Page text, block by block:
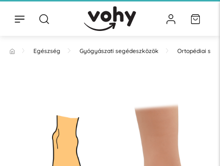
Egészség Gyógyászati segédeszközök Ortopédiai